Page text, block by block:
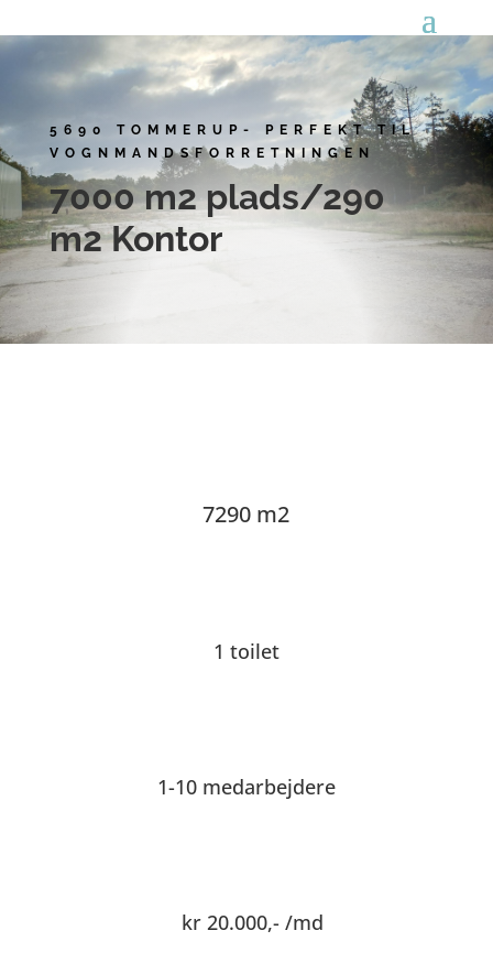
5690 TOMMERUP- PERFEKT TIL
VOGNMANDSFORRETNINGEN
7000 m2 plads/290
m2 Kontor
7290 m2
1 toilet
1-10 medarbejdere
kr 20.000,- /md